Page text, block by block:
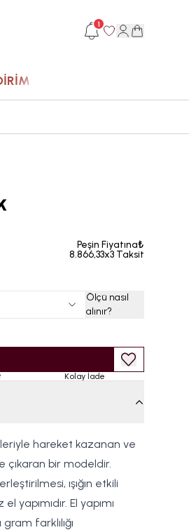
1
Peşin Fiyatına₺
8.866,33x3 Taksit
Ölçü nasıl
alınır?
Kolay İade
hareket kazanan ve
çıkaran bir modeldir.
ışığın etkili
yapımıdır. El yapımı
farklılığı